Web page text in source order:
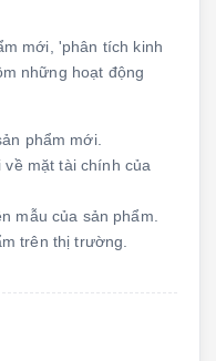
mới, 'phân tích kinh
những hoạt động
phẩm mới.
mặt tài chính của
mẫu của sản phẩm.
trên thị trường.